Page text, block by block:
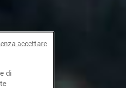
di
accettare